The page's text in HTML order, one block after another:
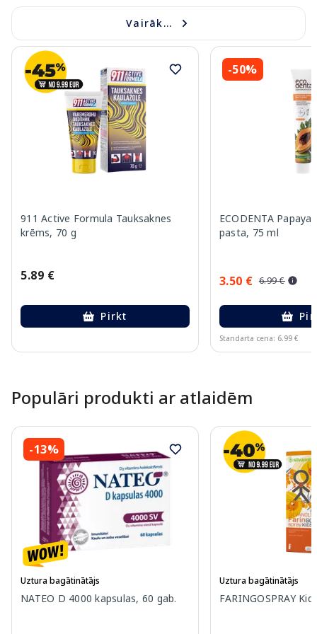
Vairāk...
911 Active Formula Tauksaknes
krēms, 70 g
5.89 €
Pirkt
-50%
ECODENTA
pasta, 75 ml
3.50 € 6.99 €
Standarta cena: 6.99 €
Populāri produkti ar atlaidēm
-13%
Uztura bagātinātājs
NATEO D 4000 kapsulas, 60 gab.
Uztura bagātinātājs
FARINGOSPRAY